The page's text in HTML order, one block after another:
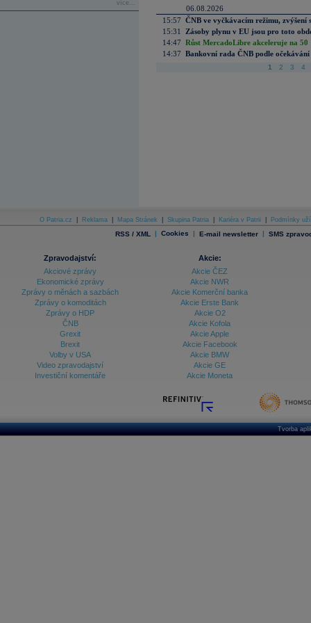
více...
06.08.2026
15:57 ČNB ve vyčkávacím režimu, zvýšení
15:31
Zásoby plynu v EU jsou pro toto
14:47 Růst MercadoLibre akceleruje na
14:37 Bankovní rada ČNB podle
1 2 3 4
O Patria.cz Reklama Mapa Stránek Skupina Patria Kariéra v Patrii Podmínky
RSS / XML | Cookies | E-mail newsletter | SMS
Zpravodajství:
Akciové zprávy
Ekonomické zprávy
Zprávy o měnách a sazbách
Zprávy o komoditách
Zprávy o HDP
ČNB
Grexit
Brexit
Volby v USA
Video zpravodajství
Investiční komentáře
Akcie:
Akcie ČEZ
Akcie NWR
Akcie Komerční banka
Akcie Erste Bank
Akcie O2
Akcie Kofola
Akcie Apple
Akcie Facebook
Akcie BMW
Akcie GE
Akcie Moneta
Tvorba